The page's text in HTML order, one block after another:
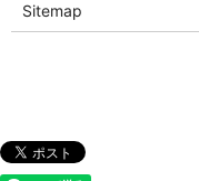
Sitemap